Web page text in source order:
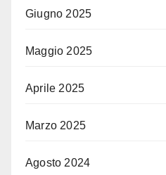
Giugno 2025
Maggio 2025
Aprile 2025
Marzo 2025
Agosto 2024